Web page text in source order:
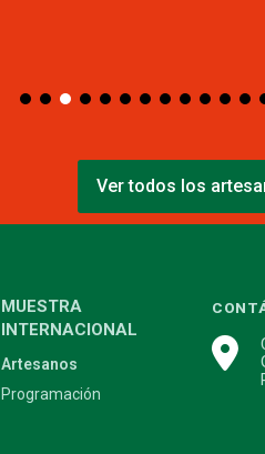
Ver todos los
MUESTRA
INTERNACIONAL
Artesanos
Programación